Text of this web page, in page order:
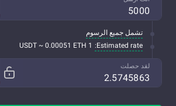
تشمل جميع الرسوم
Estimated rate:
1 USDT ~ 0.00051 ETH
لقد حصلت